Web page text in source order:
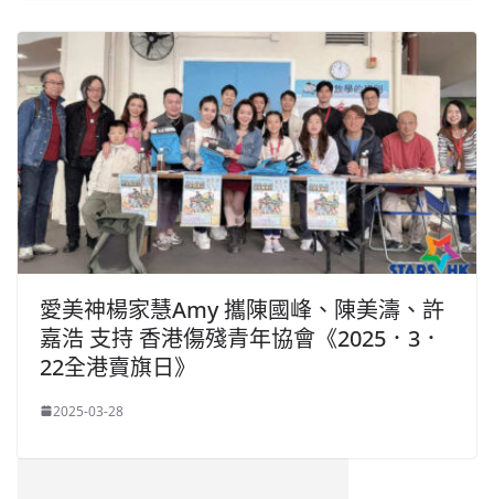
愛美神楊家慧Amy 攜陳國峰、陳美濤、許
嘉浩 支持 香港傷殘青年協會《2025．3．
22全港賣旗日》
2025-03-28